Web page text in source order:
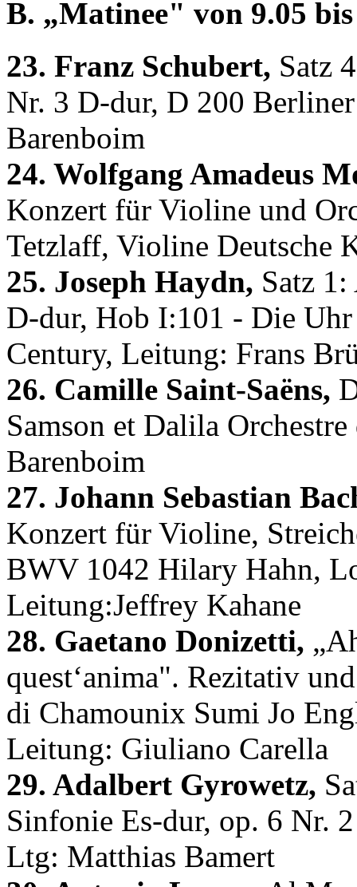
B. „Matinee" von 9.05
23. Franz Schubert, Satz
Nr. 3 D-dur, D 200
Barenboim
24. Wolfgang Amadeus
Konzert für Violine und
Tetzlaff, Violine Deutsche
25. Joseph Haydn, Satz
D-dur, Hob I:101 - Die
Century, Leitung: Frans
26. Camille Saint-Saëns,
Samson et Dalila
Barenboim
27. Johann Sebastian
Konzert für Violine,
BWV 1042 Hilary Hahn,
Leitung:Jeffrey Kahane
28. Gaetano Donizetti,
quest‘anima". Rezitativ
di Chamounix Sumi Jo
Leitung: Giuliano Carella
29. Adalbert Gyrowetz,
Sinfonie Es-dur, op. 6 Nr.
Ltg: Matthias Bamert